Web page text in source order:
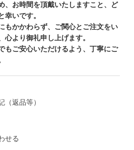
、お時間を頂戴いたしますこと、ど
幸いです。
もかかわらず、ご関心とご注文をい
心より御礼申し上げます。
もご安心いただけるよう、丁寧にご
（返品等）
せる